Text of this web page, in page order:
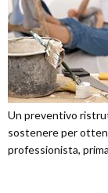
Un preventivo
sostenere per
professionista,